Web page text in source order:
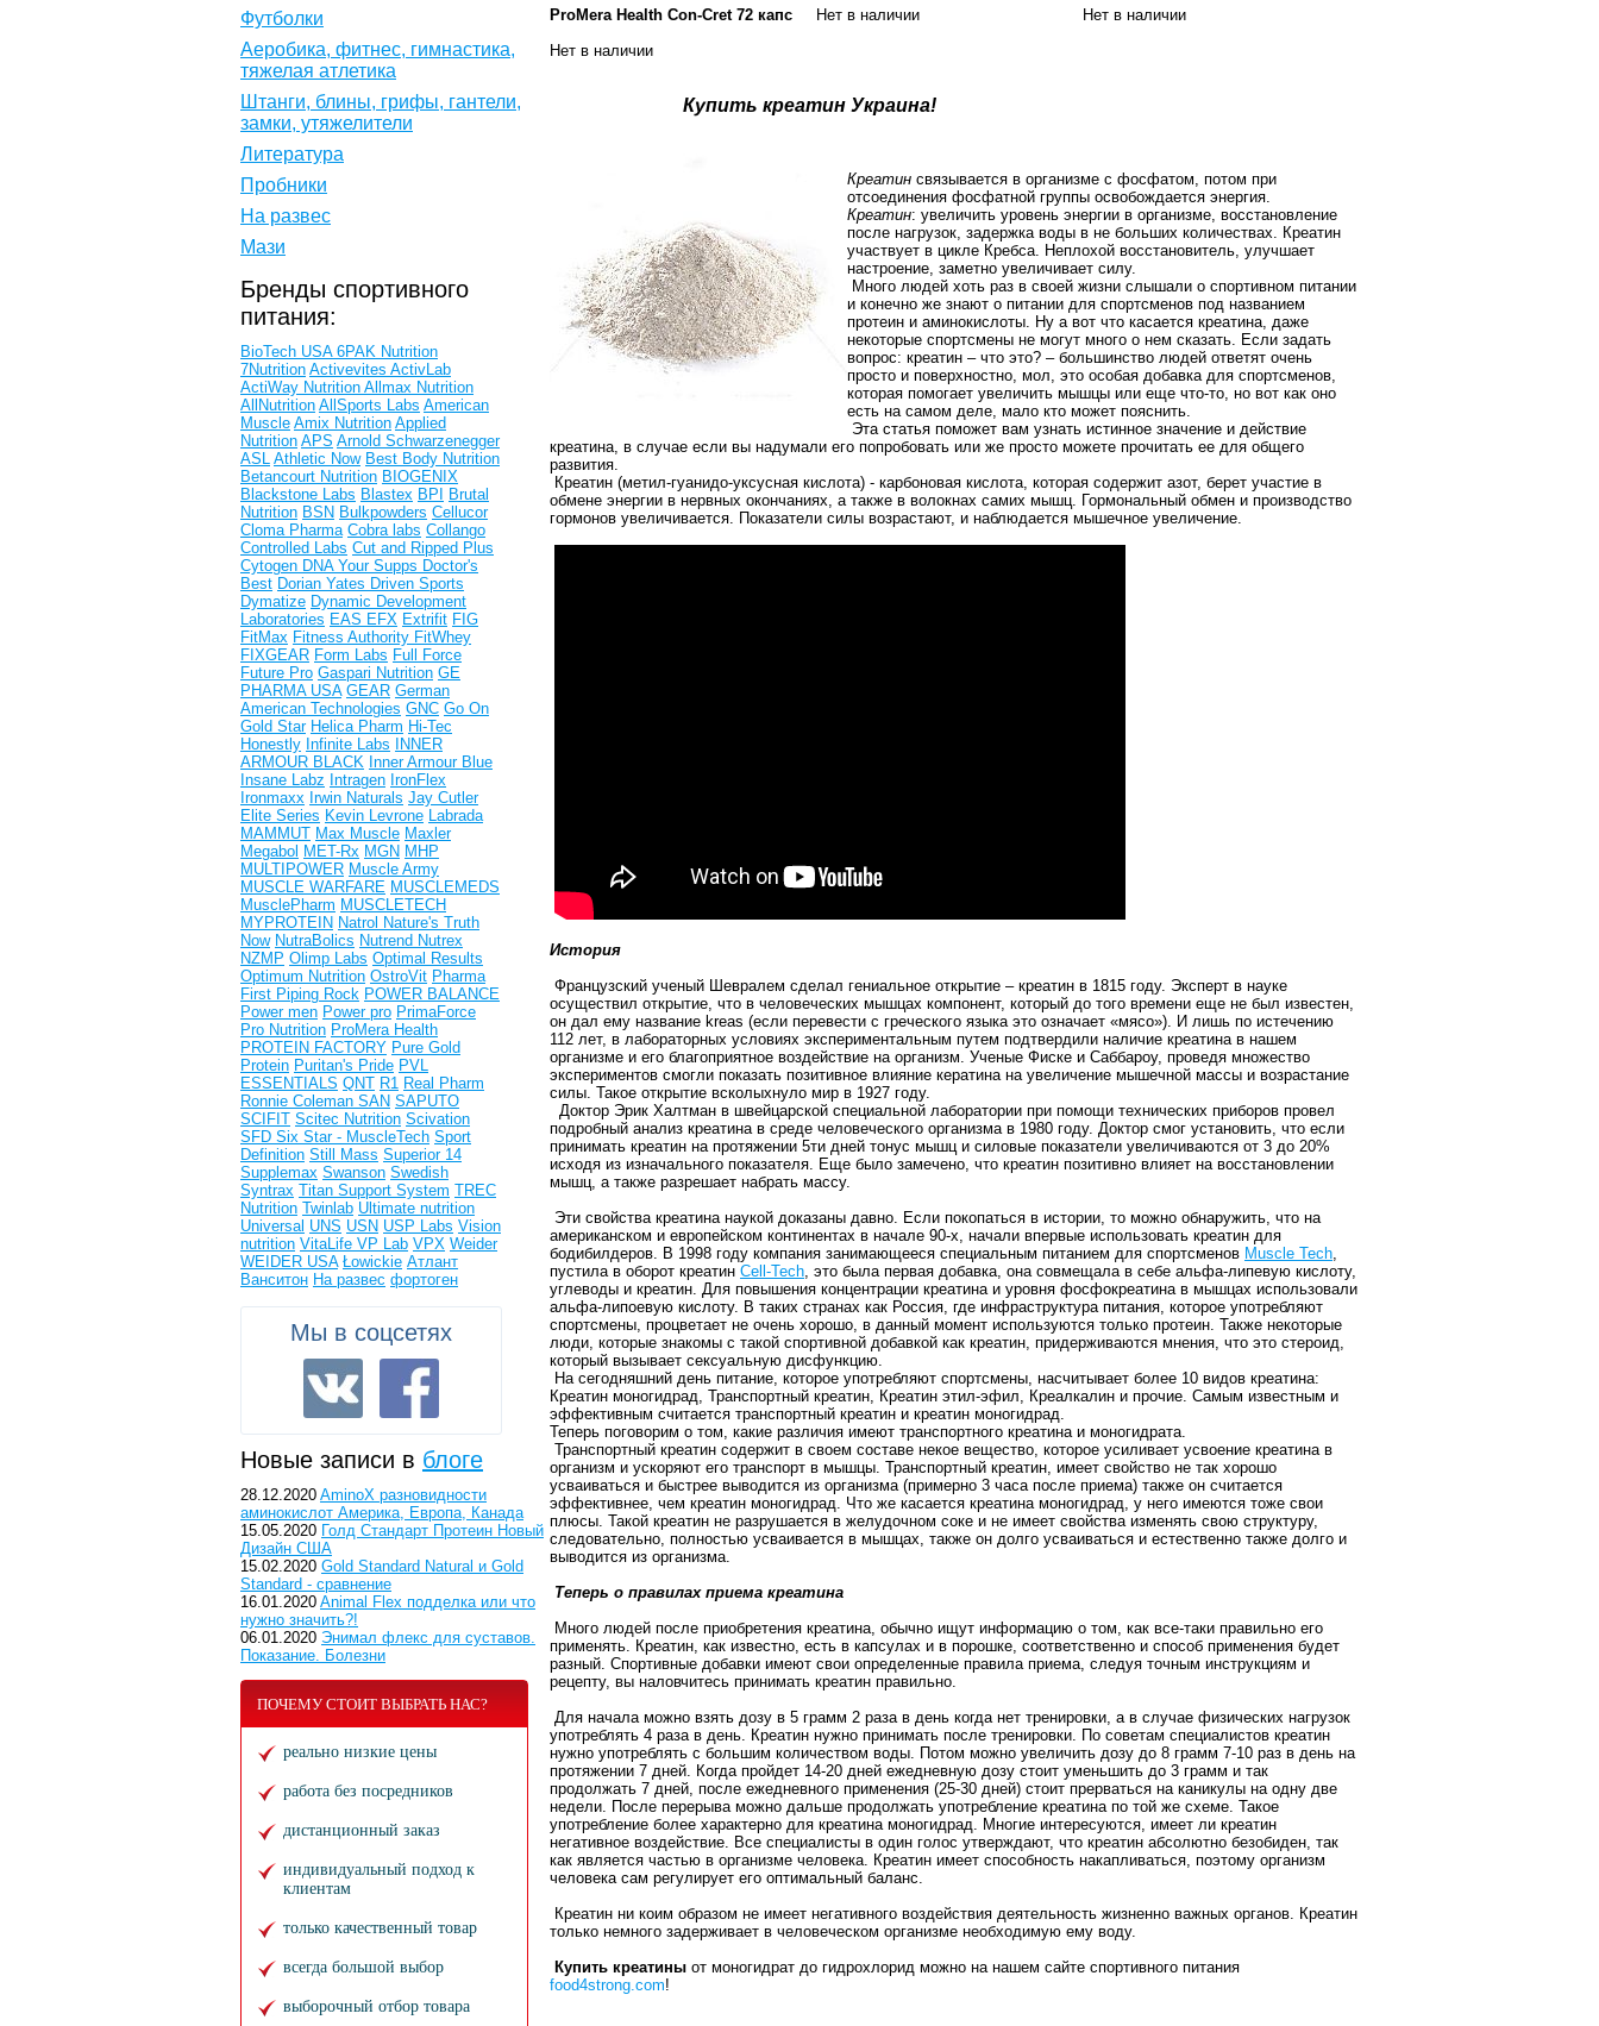
ProMera Health Con-Cret 72 капс
Нет в наличии
Нет в наличии Нет в наличии
Купить креатин Украина!
Креатин связывается в организме с фосфатом, потом при
отсоединения фосфатной группы освобождается энергия.
Креатин: увеличить уровень энергии в организме, восстановление
после нагрузок, задержка воды в не больших количествах. Креатин
участвует в цикле Кребса. Неплохой восстановитель, улучшает
настроение, заметно увеличивает силу.
Много людей хоть раз в своей жизни слышали о спортивном питании
и конечно же знают о питании для спортсменов под названием
протеин и аминокислоты. Ну а вот что касается креатина, даже
некоторые спортсмены не могут много о нем сказать. Если задать
вопрос: креатин – что это? – большинство людей ответят очень
просто и поверхностно, мол, это особая добавка для спортсменов,
которая помогает увеличить мышцы или еще что-то, но вот как оно
есть на самом деле, мало кто может пояснить.
Эта статья поможет вам узнать истинное значение и действие
креатина, в случае если вы надумали его попробовать или же просто можете прочитать ее для общего
развития.
Креатин (метил-гуанидо-уксусная кислота) - карбоновая кислота, которая содержит азот, берет участие в
обмене энергии в нервных окончаниях, а также в волокнах самих мышц. Гормональный обмен и производство
гормонов увеличивается. Показатели силы возрастают, и наблюдается мышечное увеличение.
История
Французский ученый Шевралем сделал гениальное открытие – креатин в 1815 году. Эксперт в науке
осуществил открытие, что в человеческих мышцах компонент, который до того времени еще не был известен,
он дал ему название kreas (если перевести с греческого языка это означает «мясо»). И лишь по истечению
112 лет, в лабораторных условиях экспериментальным путем подтвердили наличие креатина в нашем
организме и его благоприятное воздействие на организм. Ученые Фиске и Саббароу, проведя множество
экспериментов смогли показать позитивное влияние кератина на увеличение мышечной массы и возрастание
силы. Такое открытие всколыхнуло мир в 1927 году.
Доктор Эрик Халтман в швейцарской специальной лаборатории при помощи технических приборов провел
подробный анализ креатина в среде человеческого организма в 1980 году. Доктор смог установить, что если
принимать креатин на протяжении 5ти дней тонус мышц и силовые показатели увеличиваются от 3 до 20%
исходя из изначального показателя. Еще было замечено, что креатин позитивно влияет на восстановлении
мышц, а также разрешает набрать массу.
Эти свойства креатина наукой доказаны давно. Если покопаться в истории, то можно обнаружить, что на
американском и европейском континентах в начале 90-х, начали впервые использовать креатин для
бодибилдеров. В 1998 году компания занимающееся специальным питанием для спортсменов Muscle Tech,
пустила в оборот креатин Cell-Tech, это была первая добавка, она совмещала в себе альфа-липевую кислоту,
углеводы и креатин. Для повышения концентрации креатина и уровня фосфокреатина в мышцах использовали
альфа-липоевую кислоту. В таких странах как Россия, где инфраструктура питания, которое употребляют
спортсмены, процветает не очень хорошо, в данный момент используются только протеин. Также некоторые
люди, которые знакомы с такой спортивной добавкой как креатин, придерживаются мнения, что это стероид,
который вызывает сексуальную дисфункцию.
На сегодняшний день питание, которое употребляют спортсмены, насчитывает более 10 видов креатина:
Креатин моногидрад, Транспортный креатин, Креатин этил-эфил, Креалкалин и прочие. Самым известным и
эффективным считается транспортный креатин и креатин моногидрад.
Теперь поговорим о том, какие различия имеют транспортного креатина и моногидрата.
Транспортный креатин содержит в своем составе некое вещество, которое усиливает усвоение креатина в
организм и ускоряют его транспорт в мышцы. Транспортный креатин, имеет свойство не так хорошо
усваиваться и быстрее выводится из организма (примерно 3 часа после приема) также он считается
эффективнее, чем креатин моногидрад. Что же касается креатина моногидрад, у него имеются тоже свои
плюсы. Такой креатин не разрушается в желудочном соке и не имеет свойства изменять свою структуру,
следовательно, полностью усваивается в мышцах, также он долго усваиваться и естественно также долго и
выводится из организма.
Теперь о правилах приема креатина
Много людей после приобретения креатина, обычно ищут информацию о том, как все-таки правильно его
применять. Креатин, как известно, есть в капсулах и в порошке, соответственно и способ применения будет
разный. Спортивные добавки имеют свои определенные правила приема, следуя точным инструкциям и
рецепту, вы наловчитесь принимать креатин правильно.
Для начала можно взять дозу в 5 грамм 2 раза в день когда нет тренировки, а в случае физических нагрузок
употреблять 4 раза в день. Креатин нужно принимать после тренировки. По советам специалистов креатин
нужно употреблять с большим количеством воды. Потом можно увеличить дозу до 8 грамм 7-10 раз в день на
протяжении 7 дней. Когда пройдет 14-20 дней ежедневную дозу стоит уменьшить до 3 грамм и так
продолжать 7 дней, после ежедневного применения (25-30 дней) стоит прерваться на каникулы на одну две
недели. После перерыва можно дальше продолжать употребление креатина по той же схеме. Такое
употребление более характерно для креатина моногидрад. Многие интересуются, имеет ли креатин
негативное воздействие. Все специалисты в один голос утверждают, что креатин абсолютно безобиден, так
как является частью в организме человека. Креатин имеет способность накапливаться, поэтому организм
человека сам регулирует его оптимальный баланс.
Креатин ни коим образом не имеет негативного воздействия деятельность жизненно важных органов. Креатин
только немного задерживает в человеческом организме необходимую ему воду.
Купить креатины от моногидрат до гидрохлорид можно на нашем сайте спортивного питания
food4strong.com!
Футболки
Аеробика, фитнес, гимнастика,
тяжелая атлетика
Штанги, блины, грифы, гантели,
замки, утяжелители
Литература
Пробники
На развес
Мази
Бренды спортивного
питания:
BioTech USA 6PAK Nutrition
7Nutrition Activevites ActivLab
ActiWay Nutrition Allmax Nutrition
AllNutrition AllSports Labs American
Muscle Amix Nutrition Applied
Nutrition APS Arnold Schwarzenegger
ASL Athletic Now Best Body Nutrition
Betancourt Nutrition BIOGENIX
Blackstone Labs Blastex BPI
Brutal
Nutrition BSN Bulkpowders Cellucor
Cloma Pharma Cobra labs Collango
Controlled Labs Cut and Ripped Plus
Cytogen DNA Your Supps Doctor's
Best Dorian Yates Driven Sports
Dymatize Dynamic Development
Laboratories EAS EFX Extrifit FIG
FitMax Fitness Authority FitWhey
FIXGEAR Form Labs Full Force
Future Pro Gaspari Nutrition GE
PHARMA USA GEAR German
American Technologies GNC Go On
Gold Star Helica Pharm Hi-Tec
Honestly Infinite Labs
INNER
ARMOUR BLACK Inner Armour Blue
Insane Labz Intragen IronFlex
Ironmaxx Irwin Naturals Jay Cutler
Elite Series Kevin Levrone Labrada
MAMMUT Max Muscle Maxler
Megabol MET-Rx MGN MHP
MULTIPOWER Muscle Army
MUSCLE WARFARE MUSCLEMEDS
MusclePharm MUSCLETECH
MYPROTEIN Natrol Nature's Truth
Now NutraBolics Nutrend Nutrex
NZMP Olimp Labs Optimal Results
Optimum Nutrition OstroVit Pharma
First Piping Rock POWER BALANCE
Power men Power pro PrimaForce
Pro Nutrition ProMera Health
PROTEIN FACTORY Pure Gold
Protein Puritan's Pride PVL
ESSENTIALS QNT R1 Real Pharm
Ronnie Coleman SAN SAPUTO
SCIFIT Scitec Nutrition Scivation
SFD Six Star - MuscleTech Sport
Definition Still Mass Superior 14
Supplemax Swanson Swedish
Syntrax Titan Support System TREC
Nutrition Twinlab Ultimate nutrition
Universal UNS USN USP Labs Vision
nutrition VitaLife VP Lab VPX Weider
WEIDER USA Łowickie Атлант
Ванситон На развес фортоген
Мы в соцсетях
Новые записи в блоге
28.12.2020 AminoX разновидности
аминокислот Америка, Европа, Канада
15.05.2020 Голд Стандарт Протеин Новый
Дизайн США
15.02.2020 Gold Standard Natural и Gold
Standard - сравнение
16.01.2020 Animal Flex подделка или что
нужно значить?!
06.01.2020 Энимал флекс для суставов.
Показание. Болезни
ПОЧЕМУ СТОИТ ВЫБРАТЬ НАС?
реально низкие цены
работа без посредников
дистанционный заказ
индивидуальный подход к
клиентам
только качественный товар
всегда большой выбор
выборочный отбор товара